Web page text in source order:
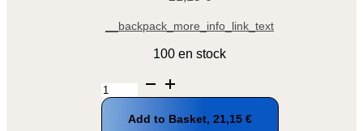
__backpack_more_info_link_text
100 en stock
de
Vase
Add to Basket, 21,15 €